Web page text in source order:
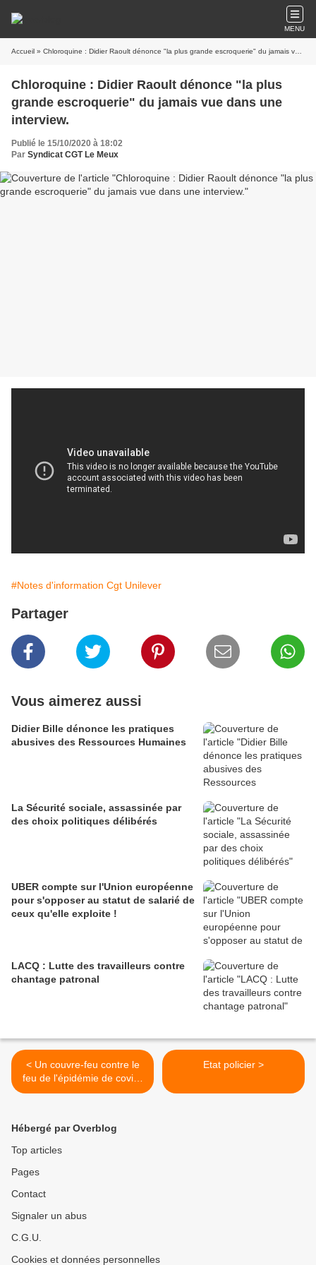
MENU
Accueil » Chloroquine : Didier Raoult dénonce "la plus grande escroquerie" du jamais vue dans une interview.
Chloroquine : Didier Raoult dénonce "la plus
grande escroquerie" du jamais vue dans une
interview.
Publié le 15/10/2020 à 18:02
Par Syndicat CGT Le Meux
#Notes d'information Cgt Unilever
Partager
Vous aimerez aussi
Didier Bille dénonce les pratiques
abusives des Ressources Humaines
La Sécurité sociale, assassinée par
des choix politiques délibérés
UBER compte sur l'Union européenne
pour s'opposer au statut de salarié de
ceux qu'elle exploite !
LACQ : Lutte des travailleurs contre
chantage patronal
< Un couvre-feu contre le
feu de l'épidémie de covid-
19
Etat policier >
Hébergé par Overblog
Top articles
Pages
Contact
Signaler un abus
C.G.U.
Cookies et données personnelles